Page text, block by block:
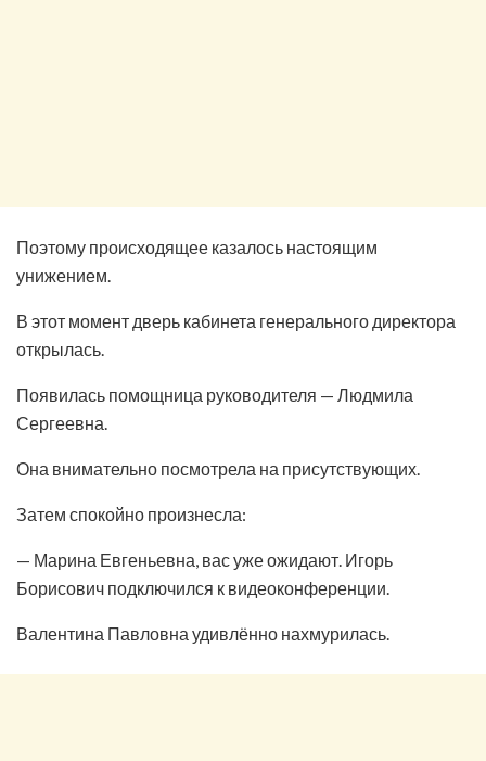
Поэтому происходящее казалось настоящим
унижением.
В этот момент дверь кабинета генерального директора
открылась.
Появилась помощница руководителя — Людмила
Сергеевна.
Она внимательно посмотрела на присутствующих.
Затем спокойно произнесла:
— Марина Евгеньевна, вас уже ожидают. Игорь
Борисович подключился к видеоконференции.
Валентина Павловна удивлённо нахмурилась.